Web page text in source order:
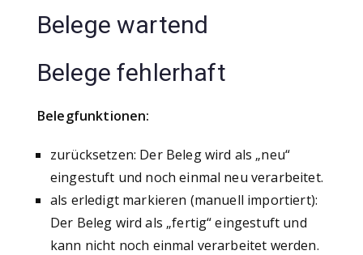
Belege wartend
Belege fehlerhaft
Belegfunktionen:
zurücksetzen: Der Beleg wird als „neu“
eingestuft und noch einmal neu verarbeitet.
als erledigt markieren (manuell importiert):
Der Beleg wird als „fertig“ eingestuft und
kann nicht noch einmal verarbeitet werden.